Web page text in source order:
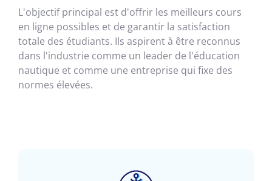
L'objectif principal est d'offrir les meilleurs cours
en ligne possibles et de garantir la satisfaction
totale des étudiants. Ils aspirent à être reconnus
dans l'industrie comme un leader de l'éducation
nautique et comme une entreprise qui fixe des
normes élevées.